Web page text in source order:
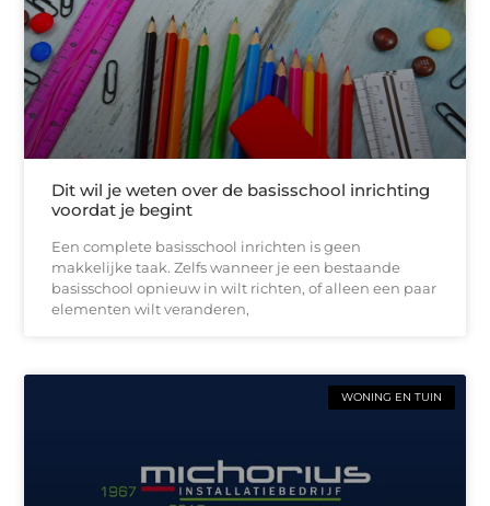
Dit wil je weten over de basisschool inrichting
voordat je begint
Een complete basisschool inrichten is geen
makkelijke taak. Zelfs wanneer je een bestaande
basisschool opnieuw in wilt richten, of alleen een paar
elementen wilt veranderen,
WONING EN TUIN